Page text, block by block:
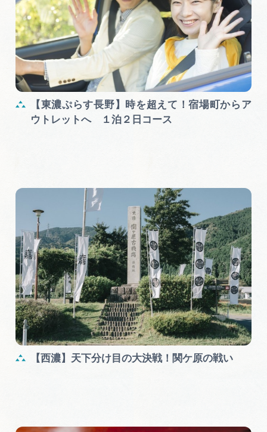
【東濃ぷらす長野】時を超えて！宿場町からア
ウトレットへ １泊２日コース
【西濃】天下分け目の大決戦！関ケ原の戦い